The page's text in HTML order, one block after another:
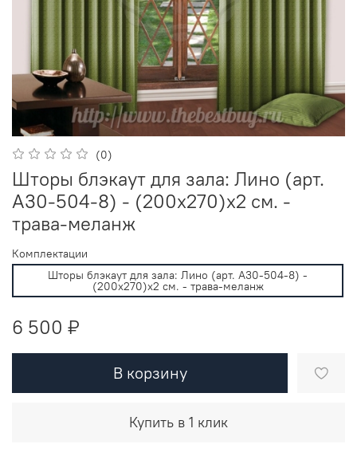
(0)
Шторы блэкаут для зала: Лино (арт.
А30-504-8) - (200х270)х2 см. -
трава-меланж
Комплектации
Шторы блэкаут для зала: Лино (арт. А30-504-8) -
(200х270)х2 см. - трава-меланж
6 500 ₽
В корзину
Купить в 1 клик